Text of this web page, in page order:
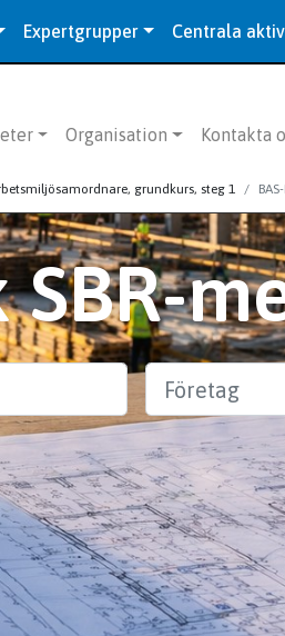
Expertgrupper Centrala
Organisation Kontakta
grundkurs, steg 1
SBR-
Företag